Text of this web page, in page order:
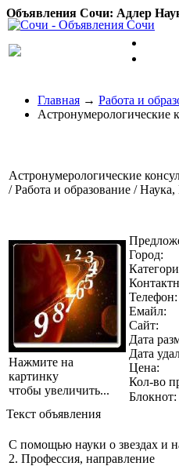
Объявления Сочи: Адлер
Главная → Работа и
Астронумерологические
Астронумерологические
/ Работа и образование /
Нажмите на
картинку
чтобы увеличить...
Город:
Телефон:
Емайл:
Сайт:
Дата
Дата
Цена:
Кол-во
Блокнот:
Текст объявления
С помощью науки о звездах и
2. Профессия, направление